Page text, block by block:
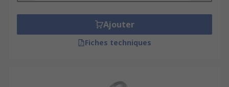
Ajouter
Fiches techniques